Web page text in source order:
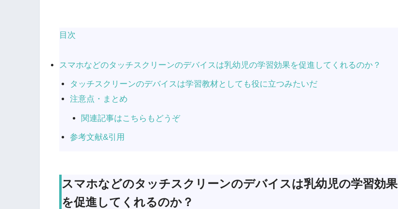
目次
スマホなどのタッチスクリーンのデバイスは乳幼児の学習効果を促進してくれるのか？
タッチスクリーンのデバイスは学習教材としても役に立つみたいだ
注意点・まとめ
関連記事はこちらもどうぞ
参考文献&引用
スマホなどのタッチスクリーンのデバイスは乳幼児の学習効果
を促進してくれるのか？